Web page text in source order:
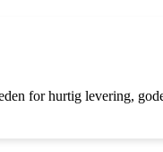
for hurtig levering,